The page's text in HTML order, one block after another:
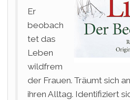
Er
beobach
tet das
Leben
wildfrem
der Frauen. Träumt sich
ihren Alltag. Identifiziert